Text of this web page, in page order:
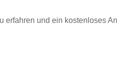
und ein kostenloses